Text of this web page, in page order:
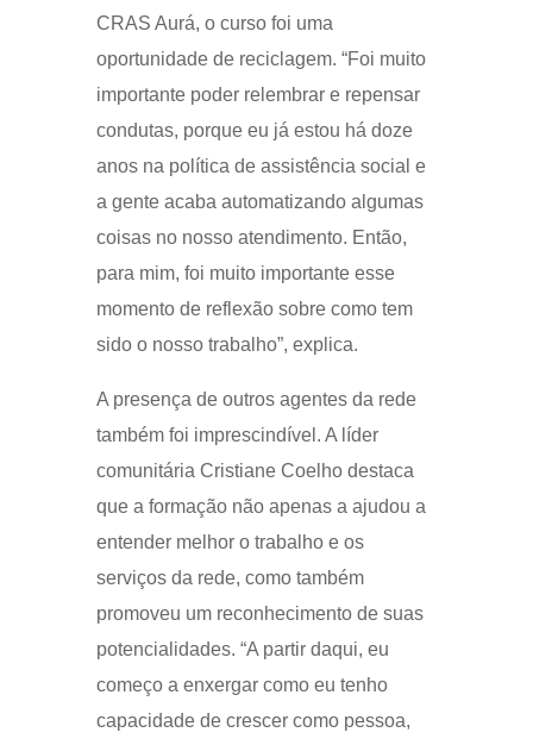
CRAS Aurá, o curso foi uma
oportunidade de reciclagem. “Foi muito
importante poder relembrar e repensar
condutas, porque eu já estou há doze
anos na política de assistência social e
a gente acaba automatizando algumas
coisas no nosso atendimento. Então,
para mim, foi muito importante esse
momento de reflexão sobre como tem
sido o nosso trabalho”, explica.
A presença de outros agentes da rede
também foi imprescindível. A líder
comunitária Cristiane Coelho destaca
que a formação não apenas a ajudou a
entender melhor o trabalho e os
serviços da rede, como também
promoveu um reconhecimento de suas
potencialidades. “A partir daqui, eu
começo a enxergar como eu tenho
capacidade de crescer como pessoa,